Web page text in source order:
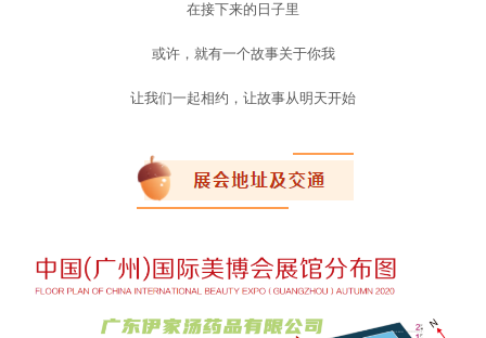
在接下来的日子里
或许，就有一个故事关于你我
让我们一起相约，让故事从明天开始